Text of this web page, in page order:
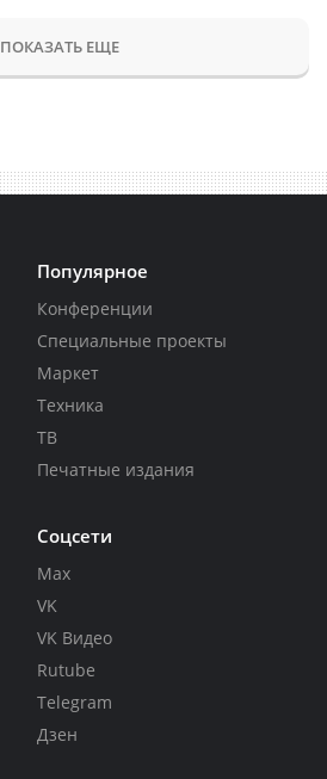
ПОКАЗАТЬ ЕЩЕ
Популярное
Конференции
Специальные проекты
Маркет
Техника
ТВ
Печатные издания
Соцсети
Max
VK
VK Видео
Rutube
Telegram
Дзен